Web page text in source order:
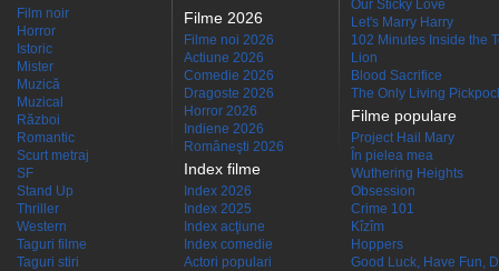
Film noir
Horror
Istoric
Mister
Muzică
Muzical
Război
Romantic
Scurt metraj
SF
Stand Up
Thriller
Western
Taguri filme
Taguri stiri
Filme 2026
Filme noi 2026
Actiune 2026
Comedie 2026
Dragoste 2026
Horror 2026
Indiene 2026
Româneşti 2026
Index filme
Index 2026
Index 2025
Index acţiune
Index comedie
Actori populari
Our Sticky Love
Let's Marry Harry
102 Minutes Inside the
Lion
Blood Sacrifice
The Only Living
Filme populare
Project Hail Mary
În pielea mea
Wuthering Heights
Obsession
Crime 101
Kîzîm
Hoppers
Good Luck, Have Fun,